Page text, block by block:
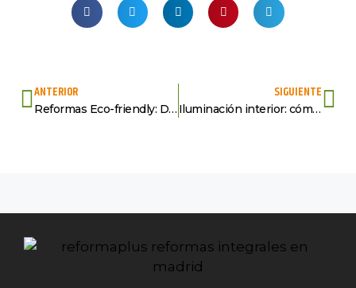
ANTERIOR
Reformas Eco-friendly: Diseño Sostenible para tu Hogar
SIGUIENTE
Iluminación interior: cómo elegir la adecuada para cada espacio